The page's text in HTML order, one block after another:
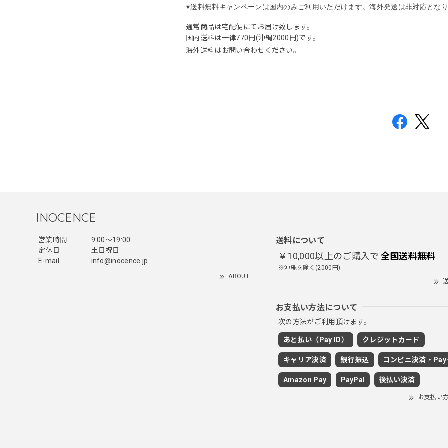
※送料無料キャンペーンは国内のみご利用いただけます。海外発送は非対応とな
通常商品は宅配便にてお届け致します。
国内送料は一律770円(沖縄2000円)です。
海外送料はお問い合わせください。
INOCENCE
営業時間
9:00〜19:00
定休日
土日祝日
E-mail
info@inocence.jp
ABOUT
送料について
￥10,000以上のご購入で 全国送料無料
※沖縄を除く(2000円)
お支払い方法について
次の方法がご利用頂けます。
あと払い（Pay ID） クレジットカード
キャリア決済 銀行振込 コンビニ決済・
Amazon Pay PayPal 後払い決済
お支払い